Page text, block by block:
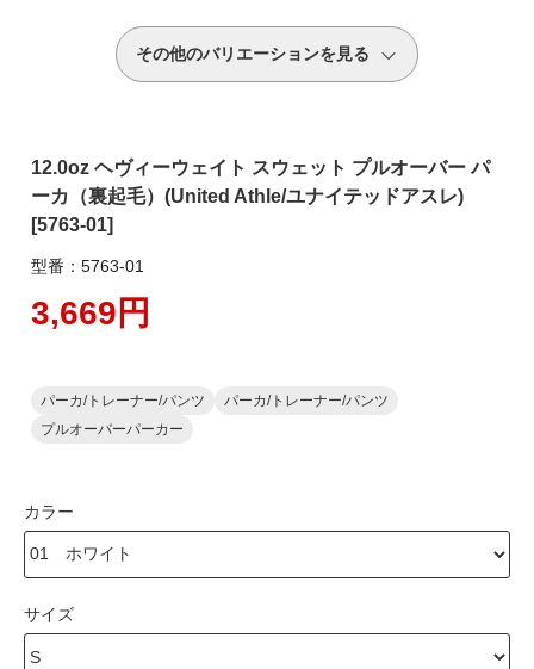
その他のバリエーションを見る
12.0oz ヘヴィーウェイト スウェット プルオーバー パ
ーカ（裏起毛）(United Athle/ユナイテッドアスレ)
[5763-01]
型番：5763-01
3,669円
パーカ/トレーナー/パンツ
パーカ/トレーナー/パンツ
プルオーバーパーカー
カラー
サイズ